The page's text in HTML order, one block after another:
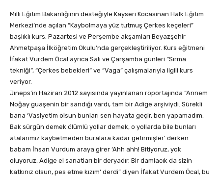
Milli Eğitim Bakanlığının desteğiyle Kayseri Kocasinan Halk Eğitim
Merkezi’nde açılan “Kaybolmaya yüz tutmuş Çerkes keçeleri”
başlıklı kurs, Pazartesi ve Perşembe akşamları Beyazşehir
Ahmetpaşa İlköğretim Okulu’nda gerçekleştiriliyor. Kurs eğitmeni
İfakat Vurdem Öcal ayrıca Salı ve Çarşamba günleri “Sırma
tekniği”, “Çerkes bebekleri” ve “Vaga” çalışmalarıyla ilgili kurs
veriyor.
Jıneps’in Haziran 2012 sayısında yayınlanan röportajında “Annem
Noğay guaşenin bir sandığı vardı, tam bir Adige arşiviydi. Sürekli
bana ‘Vasiyetim olsun bunları sen hayata geçir, ben yapamadım.
Bak sürgün demek ölümlü yollar demek, o yollarda bile bunları
atalarımız kaybetmeden buralara kadar getirmişler’ derken
babam İhsan Vurdum araya girer ‘Ahh ahh! Bitiyoruz, yok
oluyoruz, Adige el sanatları bir deryadır. Bir damlacık da sizin
katkınız olsun, pes etme kızım’ derdi” diyen İfakat Vurdem Öcal, bu